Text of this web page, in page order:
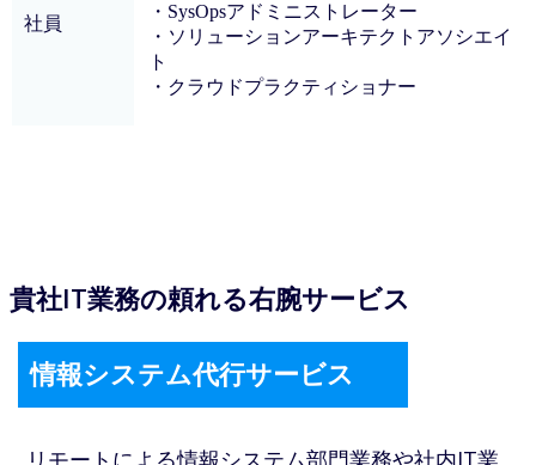
社員
・SysOpsアドミニストレーター
・ソリューションアーキテクトアソシエイ
ト
・クラウドプラクティショナー
貴社IT業務の頼れる右腕サービス
情報システム代行サービス
リモートによる情報システム部門業務や社内IT業